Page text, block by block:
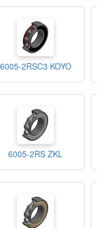
6005-2RSC3 KOYO
6005-2RS ZKL